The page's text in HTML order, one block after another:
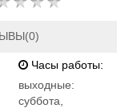
Часы работы:
выходные:
суббота,